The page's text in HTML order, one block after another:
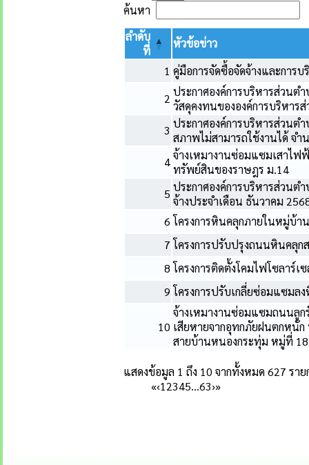
ค้นหา
ลำดับ
ที่
หัวข้อข่าว
1 คู่มือการจัดซื้อจัดจ้างและการ
2 ประกาศองค์การบริหารส่วนต
วัสดุคงทนขององค์การบริหาร
3 ประกาศองค์การบริหารส่วนต
สภาพไม่สามารถใช้งานได้ จ
4จ้างเหมางานซ่อมแซมเสาไ
ทรัพย์สินของราษฎร ม.14
5 ประกาศองค์การบริหารส่วนต
จ้างประจำเดือน ธันวาคม
6 โครงการหินคลุกภายในหมู่บ้า
7 โครงการปรับปรุงถนนหินคลุก
8 โครงการติดตั้งโคมไฟโซลาร์
9 โครงการปรับเกลี่ยซ่อมแซมล
10
จ้างเหมางานซ่อมแซมถนนลู
เสียหายจากอุทกภัยฝนตกหนั
สายบ้านหนองกระทุ่ม หมู่ที่ 18
แสดงข้อมูล 1 ถึง 10 จากทั้งหมด 627 ราย
«‹12345…63›»